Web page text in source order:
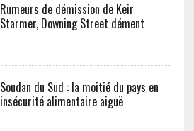
Rumeurs de démission de Keir
Starmer, Downing Street dément
Soudan du Sud : la moitié du pays en
insécurité alimentaire aiguë